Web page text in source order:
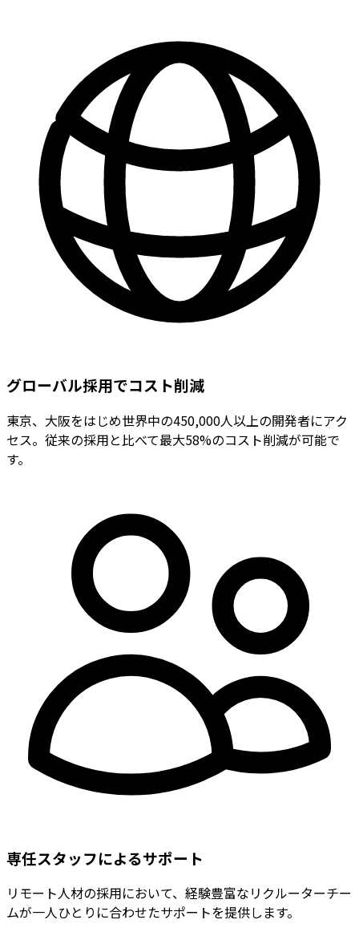
グローバル採用でコスト削減
東京、大阪をはじめ世界中の450,000人以上の開発者にアク
セス。従来の採用と比べて最大58%のコスト削減が可能で
す。
専任スタッフによるサポート
リモート人材の採用において、経験豊富なリクルーターチー
ムが一人ひとりに合わせたサポートを提供します。